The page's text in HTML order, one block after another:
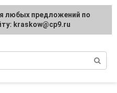
любых предложений по
kraskow@cp9.ru